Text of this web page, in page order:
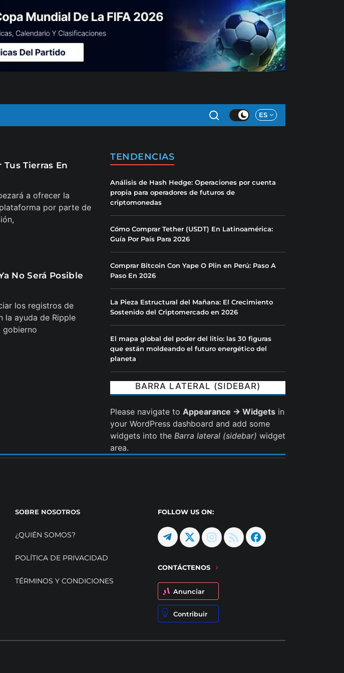
ES
Tierras En
a ofrecer la
por parte de
No Será Posible
los registros de
la ayuda de Ripple
gobierno
TENDENCIAS
Análisis de Hash Hedge: Operaciones por cuenta
propia para operadores de futuros de
criptomonedas
Cómo Comprar Tether (USDT) En Latinoamérica:
Guía Por País Para 2026
Comprar Bitcoin Con Yape O Plin en Perú: Paso A
Paso En 2026
La Pieza Estructural del Mañana: El Crecimiento
Sostenido del Criptomercado en 2026
El mapa global del poder del litio: las 30 figuras
que están moldeando el futuro energético del
planeta
BARRA LATERAL (SIDEBAR)
Please navigate to Appearance → Widgets in
your WordPress dashboard and add some
widgets into the Barra lateral (sidebar) widget
area.
SOBRE NOSOTROS
¿QUIÉN SOMOS?
POLÍTICA DE PRIVACIDAD
TÉRMINOS Y CONDICIONES
FOLLOW US ON:
CONTÁCTENOS
Anunciar
Contribuir